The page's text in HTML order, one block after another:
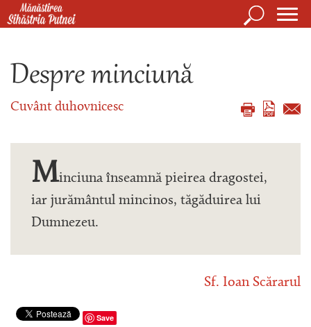
Mergi la conţinutul principal
Căutare
Despre minciună
Cuvânt duhovnicesc
Minciuna înseamnă pieirea dragostei,
iar jurământul mincinos, tăgăduirea lui
Dumnezeu.
Sf. Ioan Scărarul
Save